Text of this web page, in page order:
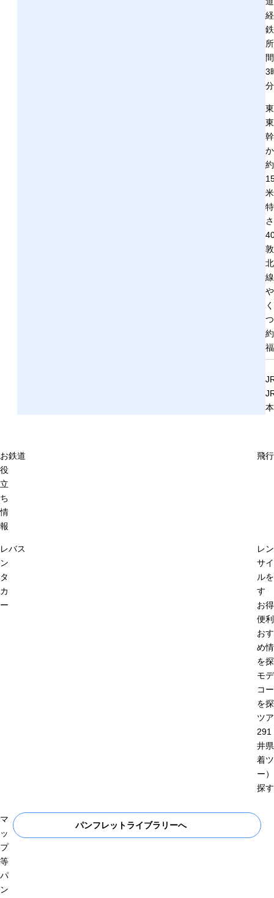
3
分
本
お
役
立
ち
情
報
鉄道 飛
レ
ン
タ
カ
ー
バス
レ
サ
ル
す
お
便
お
め
を
モ
コ
を
ツ
291
井
着
ー
探す
マ
ッ
プ
等
パ
ン
パンフレットライブラリーへ